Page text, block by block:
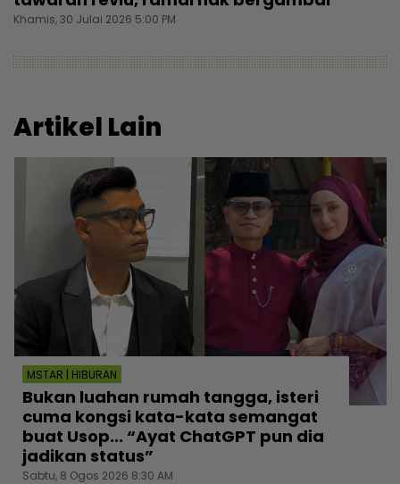
Khamis, 30 Julai 2026 5:00 PM
Artikel Lain
MSTAR | HIBURAN
Bukan luahan rumah tangga, isteri
cuma kongsi kata-kata semangat
buat Usop... “Ayat ChatGPT pun dia
jadikan status”
Sabtu, 8 Ogos 2026 8:30 AM